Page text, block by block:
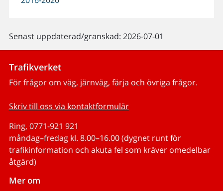
Senast uppdaterad/granskad: 2026-07-01
Trafikverket
För frågor om väg, järnväg, färja och övriga frågor.
Skriv till oss via kontaktformulär
Ring, 0771-921 921
måndag–fredag kl. 8.00–16.00 (dygnet runt för
trafikinformation och akuta fel som kräver omedelbar
åtgärd)
Mer om